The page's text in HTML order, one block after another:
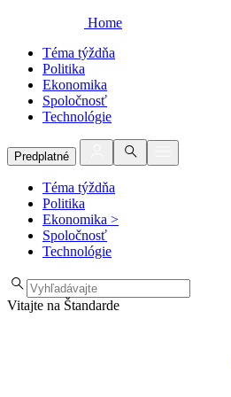
Home
Téma týždňa
Politika
Ekonomika
Spoločnosť
Technológie
Predplatné
Téma týždňa
Politika
Ekonomika >
Spoločnosť
Technológie
Vitajte na Štandarde